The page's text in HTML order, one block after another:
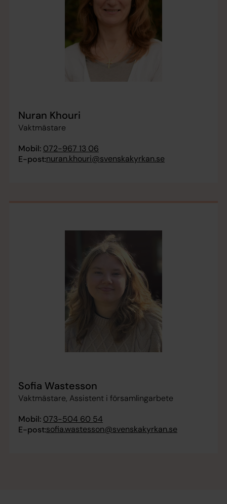
Nuran Khouri
Vaktmästare
Mobil: 072-967 13 06
E-post:nuran.khouri@svenskakyrkan.se
Sofia Wastesson
Vaktmästare, Assistent i församlingarbete
Mobil: 073-504 60 54
E-post:sofia.wastesson@svenskakyrkan.se